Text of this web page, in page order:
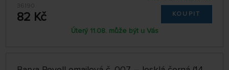
36190
82 Kč KOUPIT
Úterý 11.08. může být u Vás